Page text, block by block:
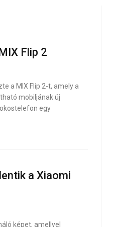
Flip 2
a MIX Flip 2-t, amely a
mobiljának új
egy
a Xiaomi
képet, amellyel